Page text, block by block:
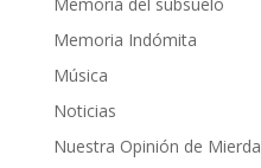
Memoria Indómita
Música
Noticias
Nuestra Opinión de Mierda